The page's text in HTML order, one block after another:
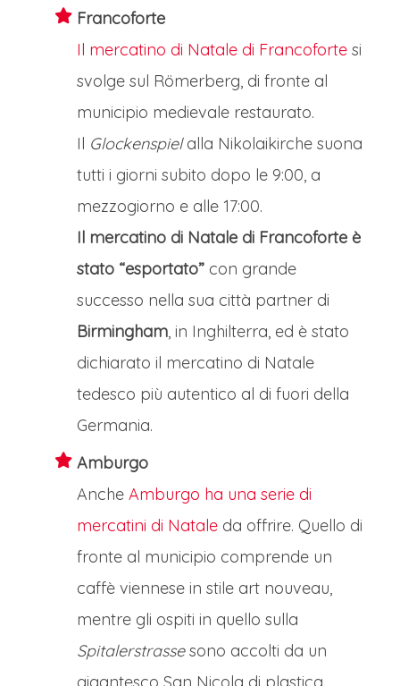
Francoforte
Il mercatino di Natale di Francoforte si
svolge sul Römerberg, di fronte al
municipio medievale restaurato.
Il Glockenspielalla Nikolaikirche suona
tutti i giorni subito dopo le 9:00, a
mezzogiorno e alle 17:00.
Il mercatino di Natale di Francoforte è
stato “esportato” con grande
successo nella sua città partner di
Birmingham, in Inghilterra, ed è stato
dichiarato il mercatino di Natale
tedesco più autentico al di fuori della
Germania.
Amburgo
Anche Amburgo ha una serie di
mercatini di Natale da offrire. Quello di
fronte al municipio comprende un
caffè viennese in stile art nouveau,
mentre gli ospiti in quello sulla
Spitalerstrassesono accolti da un